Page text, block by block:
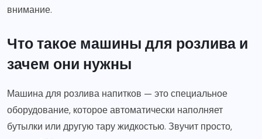
внимание.
Что такое машины для розлива и
зачем они нужны
Машина для розлива напитков — это специальное
оборудование, которое автоматически наполняет
бутылки или другую тару жидкостью. Звучит просто,